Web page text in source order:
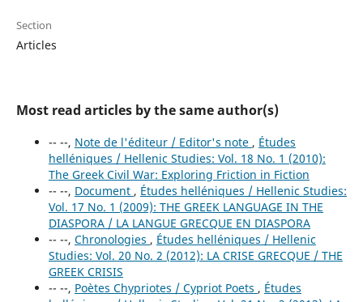
Section
Articles
Most read articles by the same author(s)
-- --, Note de l'éditeur / Editor's note , Études
helléniques / Hellenic Studies: Vol. 18 No. 1 (2010):
The Greek Civil War: Exploring Friction in Fiction
-- --, Document , Études helléniques / Hellenic Studies:
Vol. 17 No. 1 (2009): THE GREEK LANGUAGE IN THE
DIASPORA / LA LANGUE GRECQUE EN DIASPORA
-- --, Chronologies , Études helléniques / Hellenic
Studies: Vol. 20 No. 2 (2012): LA CRISE GRECQUE / THE
GREEK CRISIS
-- --, Poètes Chypriotes / Cypriot Poets , Études